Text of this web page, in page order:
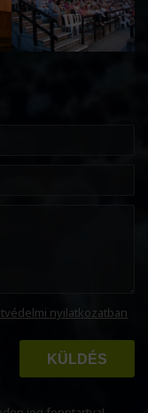
nyilatkozatban
KÜLDÉS